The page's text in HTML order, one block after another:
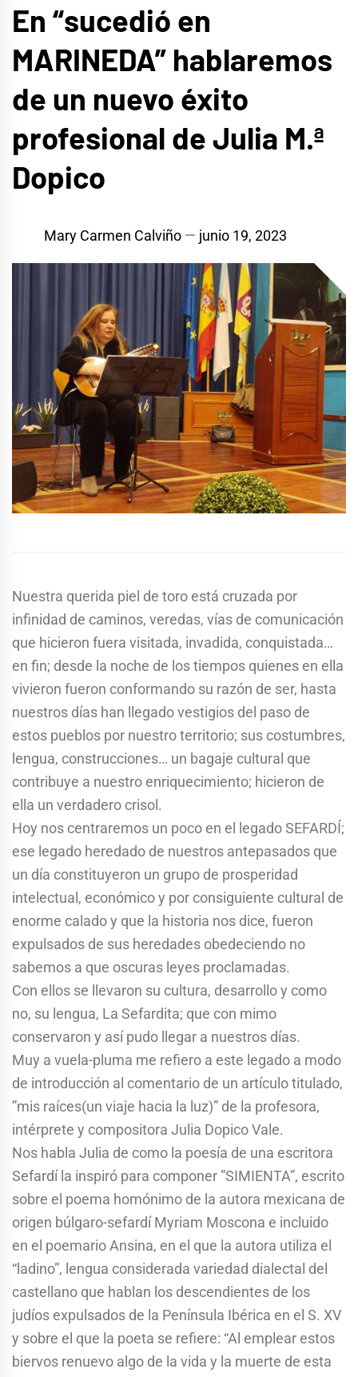
En “sucedió en
MARINEDA” hablaremos
de un nuevo éxito
profesional de Julia M.ª
Dopico
Mary Carmen Calviño junio 19, 2023
Nuestra querida piel de toro está cruzada por
infinidad de caminos, veredas, vías de comunicación
que hicieron fuera visitada, invadida, conquistada…
en fin; desde la noche de los tiempos quienes en ella
vivieron fueron conformando su razón de ser, hasta
nuestros días han llegado vestigios del paso de
estos pueblos por nuestro territorio; sus costumbres,
lengua, construcciones… un bagaje cultural que
contribuye a nuestro enriquecimiento; hicieron de
ella un verdadero crisol.
Hoy nos centraremos un poco en el legado SEFARDÍ;
ese legado heredado de nuestros antepasados que
un día constituyeron un grupo de prosperidad
intelectual, económico y por consiguiente cultural de
enorme calado y que la historia nos dice, fueron
expulsados de sus heredades obedeciendo no
sabemos a que oscuras leyes proclamadas.
Con ellos se llevaron su cultura, desarrollo y como
no, su lengua, La Sefardita; que con mimo
conservaron y así pudo llegar a nuestros días.
Muy a vuela-pluma me refiero a este legado a modo
de introducción al comentario de un artículo titulado,
”mis raíces(un viaje hacia la luz)” de la profesora,
intérprete y compositora Julia Dopico Vale.
Nos habla Julia de como la poesía de una escritora
Sefardí la inspiró para componer ”SIMIENTA”, escrito
sobre el poema homónimo de la autora mexicana de
origen búlgaro-sefardí Myriam Moscona e incluido
en el poemario Ansina, en el que la autora utiliza el
“ladino”, lengua considerada variedad dialectal del
castellano que hablan los descendientes de los
judíos expulsados de la Península Ibérica en el S. XV
y sobre el que la poeta se refiere: “Al emplear estos
biervos renuevo algo de la vida y la muerte de esta